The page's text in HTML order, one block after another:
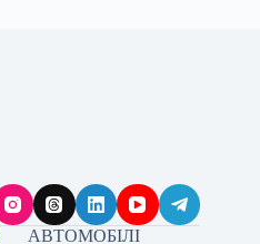
АВТОМОБІЛІ